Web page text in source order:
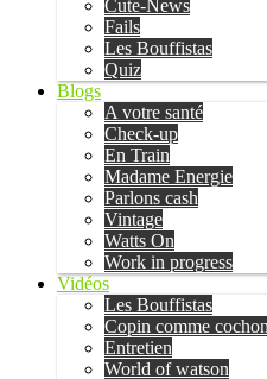
Cute-News
Fails
Les Bouffistas
Quiz
Blogs
A votre santé
Check-up
En Train
Madame Energie
Parlons cash
Vintage
Watts On
Work in progress
Vidéos
Les Bouffistas
Copin comme cochon
Entretien
World of watson